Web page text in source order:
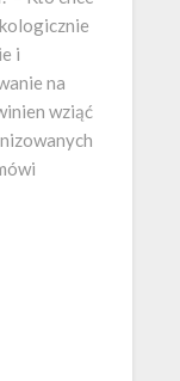
i
na
wziąć